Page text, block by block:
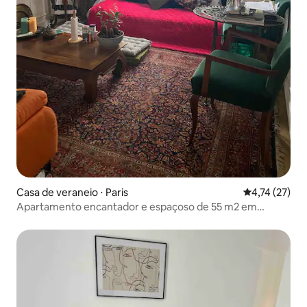
Casa de veraneio ⋅ Paris 4,74 de uma
4,74 (27)
Apartamento encantador e espaçoso de 55 m2 em